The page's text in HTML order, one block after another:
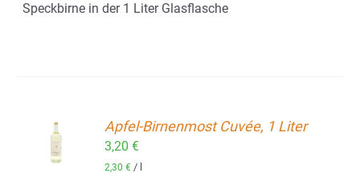
Speckbirne in der 1 Liter Glasflasche
Apfel-Birnenmost Cuvée, 1 Liter
3,20€
2,30€ /